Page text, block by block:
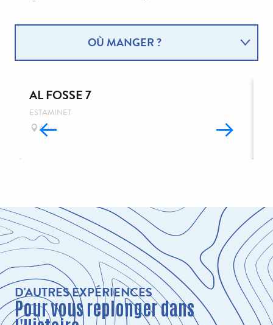
OÙ MANGER ?
AL FOSSE 7
ESTAMINET
Avion
D'AUTRES EXPÉRIENCES
Pour vous replonger dans